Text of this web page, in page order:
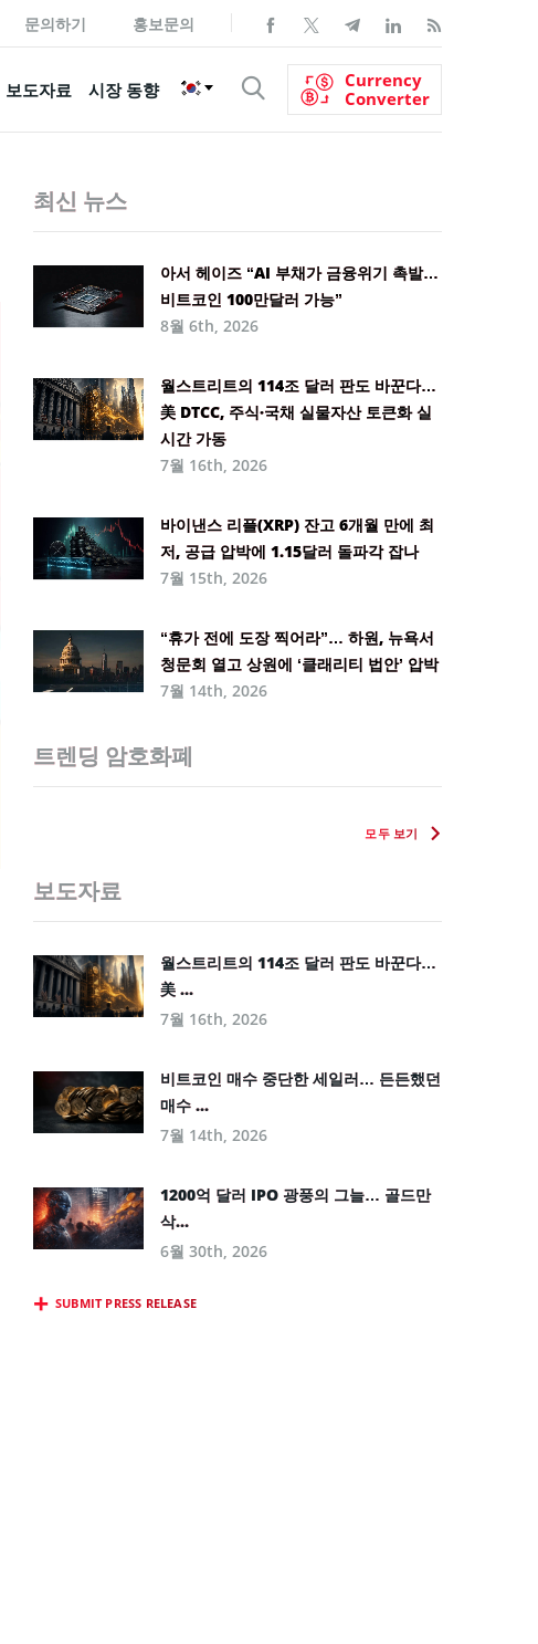
문의하기 홍보문의
보도자료 시장 동향
Currency
Converter
최신 뉴스
아서 헤이즈 “AI 부채가 금융위기 촉발…
비트코인 100만달러 가능”
8월 6th, 2026
월스트리트의 114조 달러 판도 바꾼다…
美 DTCC, 주식·국채 실물자산 토큰화 실
시간 가동
7월 16th, 2026
바이낸스 리플(XRP) 잔고 6개월 만에 최
저, 공급 압박에 1.15달러 돌파각 잡나
7월 15th, 2026
“휴가 전에 도장 찍어라”… 하원, 뉴욕서
청문회 열고 상원에 ‘클래리티 법안’ 압박
7월 14th, 2026
트렌딩 암호화폐
모두 보기
보도자료
월스트리트의 114조 달러 판도 바꾼다…
美 ...
7월 16th, 2026
비트코인 매수 중단한 세일러… 든든했던
매수 ...
7월 14th, 2026
1200억 달러 IPO 광풍의 그늘… 골드만
삭...
6월 30th, 2026
SUBMIT PRESS RELEASE